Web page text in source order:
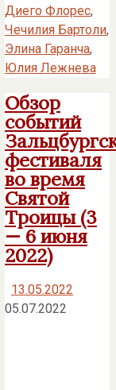
Диего Флорес,
Чечилия Бартоли,
Элина Гаранча,
Юлия Лежнева
Обзор
событий
фестиваля
во время
Святой
Троицы (3
— 6 июня
2022)
13.05.2022
05.07.2022